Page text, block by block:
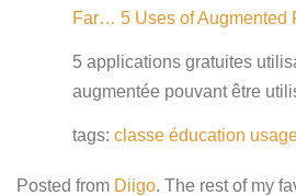
Far… 5 Uses of Augmented
5 applications gratuites
augmentée pouvant être
tags: classe éducation
Posted from Diigo. The rest of my